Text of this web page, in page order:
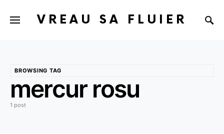
VREAU SA FLUIER
BROWSING TAG
mercur rosu
1 post